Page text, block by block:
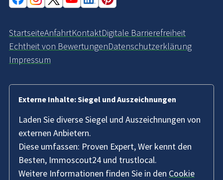
StartseiteAnfahrtKontaktDigitale Barrierefreiheit
Echtheit von BewertungenDatenschutzerklärung
Impressum
Externe Inhalte: Siegel und Auszeichnungen
Laden Sie diverse Siegel und Auszeichnungen von
externen Anbietern.
Diese umfassen: Proven Expert, Wer kennt den
Besten, Immoscout24 und trustlocal.
Weitere Informationen finden Sie in den Cookie